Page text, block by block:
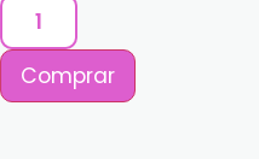
Comprar